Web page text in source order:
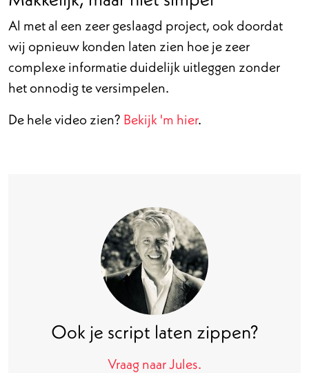
Al met al een zeer geslaagd project, ook doordat
wij opnieuw konden laten zien hoe je zeer
complexe informatie duidelijk uitleggen zonder
het onnodig te versimpelen.
De hele video zien? Bekijk 'm hier.
Ook je script laten zippen?
Vraag naar Jules.